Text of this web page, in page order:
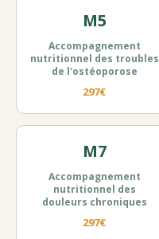
M5
Accompagnement
nutritionnel des troubles
de l'ostéoporose
297€
M7
Accompagnement
nutritionnel des
douleurs chroniques
297€